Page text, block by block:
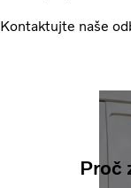
Kontaktujte naše
Proč